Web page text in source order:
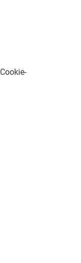
Cookie-